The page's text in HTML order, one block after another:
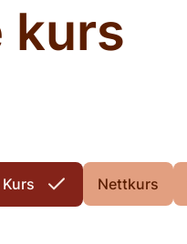
kurs
Kurs Nettkurs